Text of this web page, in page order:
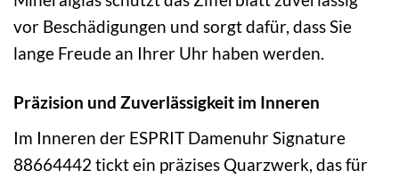
vor Beschädigungen und sorgt dafür, dass Sie
lange Freude an Ihrer Uhr haben werden.
Präzision und Zuverlässigkeit im Inneren
Im Inneren der ESPRIT Damenuhr Signature
88664442 tickt ein präzises Quarzwerk, das für